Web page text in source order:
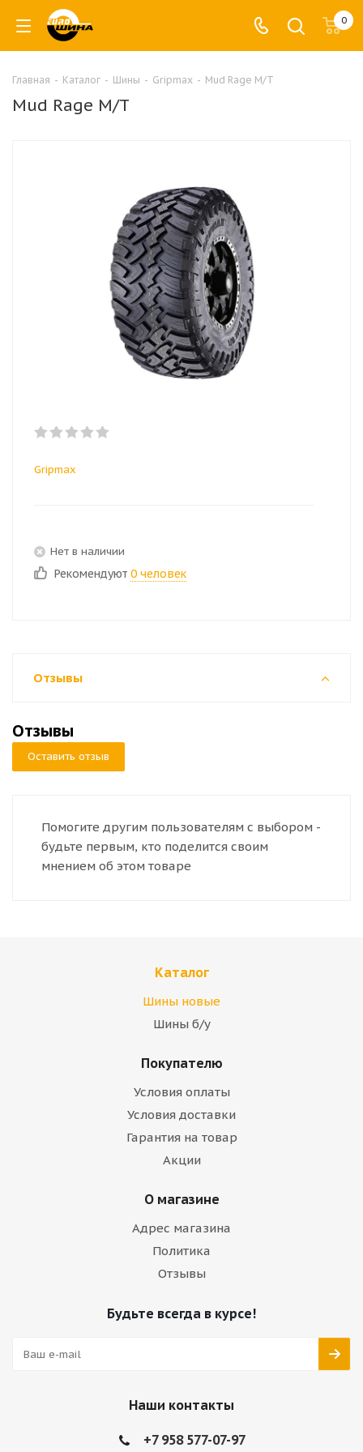
0
Главная - Каталог - Шины - Gripmax - Mud Rage M/T
Mud Rage M/T
Gripmax
Нет в наличии
Рекомендуют 0 человек
Отзывы
Отзывы
Оставить отзыв
Помогите другим пользователям с выбором -
будьте первым, кто поделится своим
мнением об этом товаре
Каталог
Шины новые
Шины б/у
Покупателю
Условия оплаты
Условия доставки
Гарантия на товар
Акции
О магазине
Адрес магазина
Политика
Отзывы
Будьте всегда в курсе!
Наши контакты
+7 958 577-07-97